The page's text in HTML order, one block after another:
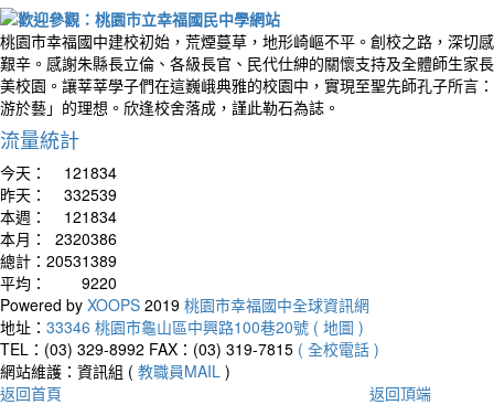
桃園市幸福國中建校初始，荒煙蔓草，地形崎嶇不平。創校之路，深切
艱辛。感謝朱縣長立倫、各級長官、民代仕紳的關懷支持及全體師生家
美校園。讓莘莘學子們在這巍峨典雅的校園中，實現至聖先師孔子所言
游於藝」的理想。欣逢校舍落成，謹此勒石為誌。
流量統計
今天：
121834
昨天：
332539
本週：
121834
本月：
2320386
總計： 20531389
平均：
9220
Powered by XOOPS 2019 桃園市幸福國中全球資訊網
地址： 33346 桃園市龜山區中興路100巷20號 ( 地圖 )
TEL：(03) 329-8992 FAX：(03) 319-7815 ( 全校電話 )
網站維護：資訊組 ( 教職員MAIL )
返回首頁
返回頂端